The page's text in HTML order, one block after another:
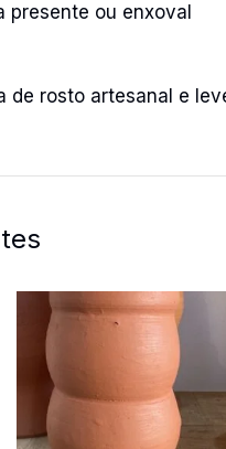
presente ou enxoval
de rosto artesanal e